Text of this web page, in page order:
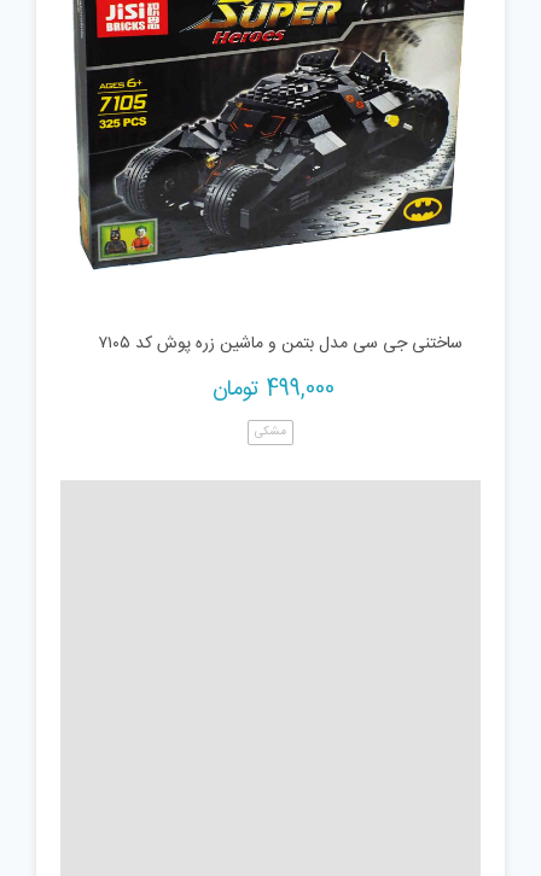
ساختنی جی سی مدل بتمن و ماشین زره پوش کد ۷۱۰۵
499,000 تومان
مشکی